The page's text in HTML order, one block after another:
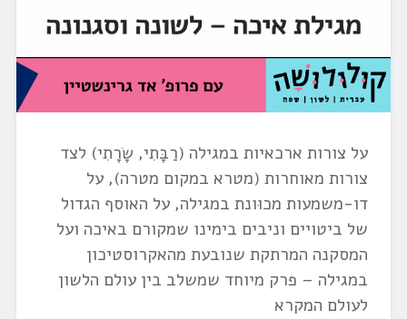
על צורות ארכאיות במגילה (רַבָּתִי, שָׂרָתִי) לצד
צורות מאוחרות (מטרא במקום מטרה), על
דו-משמעות מכוּונת במגילה, על האוסף הגדול
של ביטויים וניבים בימינו שמקורם באיכה ועל
המסקנה המרתקת שנובעת מהאקרוסטיכון
במגילה – פרק מיוחד שמשלב בין עולם הלשון
לעולם המקרא